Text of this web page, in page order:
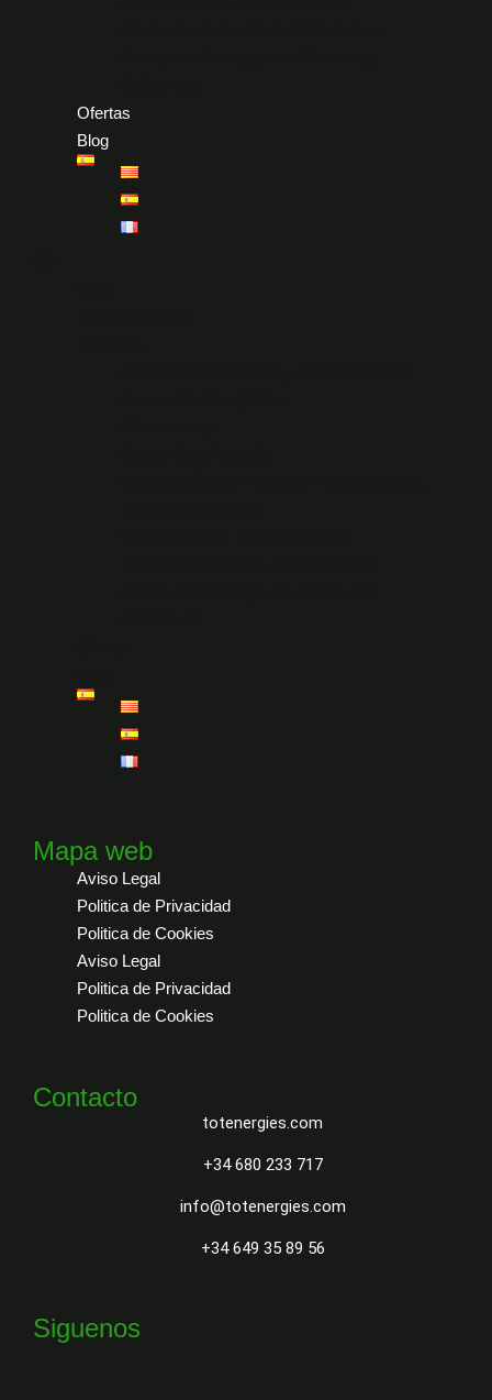
Ofertas
Blog
Mapa web
Aviso Legal
Politica de Privacidad
Politica de Cookies
Aviso Legal
Politica de Privacidad
Politica de Cookies
Contacto
totenergies.com
+34 680 233 717
info@totenergies.com
+34 649 35 89 56
Siguenos